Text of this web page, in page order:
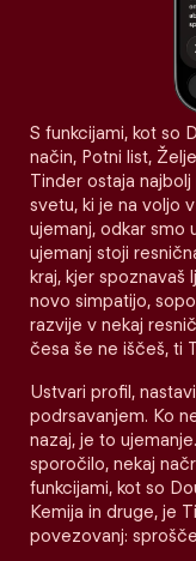
S funkcijami, kot so
način, Potni list,
Tinder ostaja
svetu, ki je na voljo
ujemanj, odkar smo
ujemanj stoji
kraj, kjer spoznavaš
novo simpatijo,
razvije v nekaj
česa še ne iščeš, ti
Ustvari profil,
podrsavanjem. Ko
nazaj, je to
sporočilo, nekaj
funkcijami, kot so
Kemija in druge, je
povezovanj: